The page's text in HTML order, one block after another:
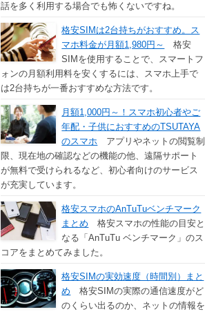
話を多く利用する場合でも怖くないですね。
格安SIMは2台持ちがおすすめ。ス
マホ料金が月額1,980円～
格安
SIMを使用することで、スマートフ
ォンの月額利用料を安くするには、スマホ上手で
は2台持ちが一番おすすめな方法です。
月額1,000円～！スマホ初心者やご
年配・子供におすすめのTSUTAYA
のスマホ アプリやネットの閲覧制
限、現在地の確認などの機能の他、遠隔サポート
が無料で受けられるなど、初心者向けのサービス
が充実しています。
格安スマホのAnTuTuベンチマーク
まとめ 格安スマホの性能の目安と
なる「AnTuTu ベンチマーク」のス
コアをまとめてみました。
格安SIMの実効速度（時間別）まと
め 格安SIMの実際の通信速度がど
のくらい出るのか、ネットの情報を